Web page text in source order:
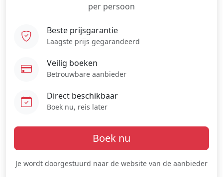
per persoon
Beste prijsgarantie
Laagste prijs gegarandeerd
Veilig boeken
Betrouwbare aanbieder
Direct beschikbaar
Boek nu, reis later
Boek nu
Je wordt doorgestuurd naar de website van de aanbieder